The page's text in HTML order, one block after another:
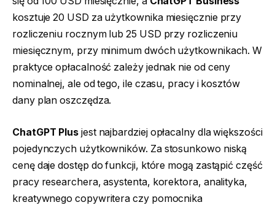
kosztuje 20 USD za użytkownika miesięcznie przy
rozliczeniu rocznym lub 25 USD przy rozliczeniu
miesięcznym, przy minimum dwóch użytkownikach. W
praktyce opłacalność zależy jednak nie od ceny
nominalnej, ale od tego, ile czasu, pracy i kosztów
dany plan oszczędza.
ChatGPT Plus jest najbardziej opłacalny dla większości
pojedynczych użytkowników. Za stosunkowo niską
cenę daje dostęp do funkcji, które mogą zastąpić część
pracy researchera, asystenta, korektora, analityka,
kreatywnego copywritera czy pomocnika